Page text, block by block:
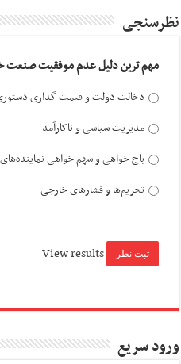
نظرسنجی
مهم ترین دلیل عدم موفقیت صنعت
دخالت دولت و قیمت گذاری
مدیریت سیاسی و ناکارآمد
باج خواهی و سهم خواهی
تحریم‌ها و فشارهای خارجی
View results
ورود سریع